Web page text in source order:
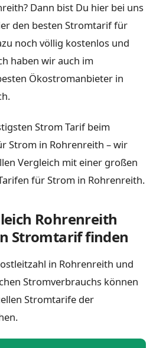
Dann bist Du hier bei uns
den besten Stromtarif für
noch völlig kostenlos und
haben wir auch im
Ökostromanbieter in
Strom Tarif beim
Strom in Rohrenreith – wir
Vergleich mit einer großen
für Strom in Rohrenreith.
Rohrenreith
Stromtarif finden
in Rohrenreith und
Stromverbrauchs können
Stromtarife der